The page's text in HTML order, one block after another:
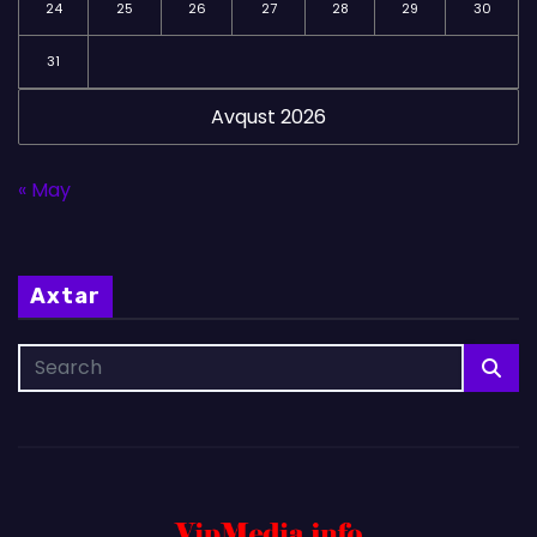
Avqust 2026
24 25 26 27 28 29 30
31
« May
Axtar